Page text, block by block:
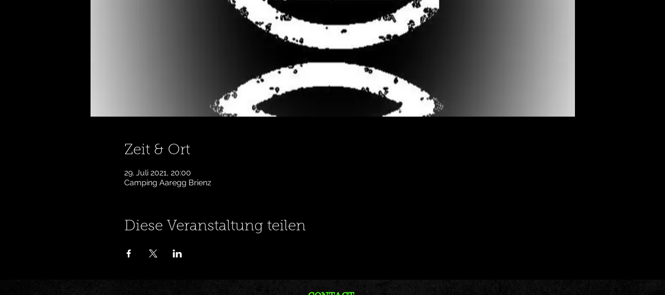
Zeit & Ort
29. Juli 2021, 20:00
Camping Aaregg Brienz
Diese Veranstaltung teilen